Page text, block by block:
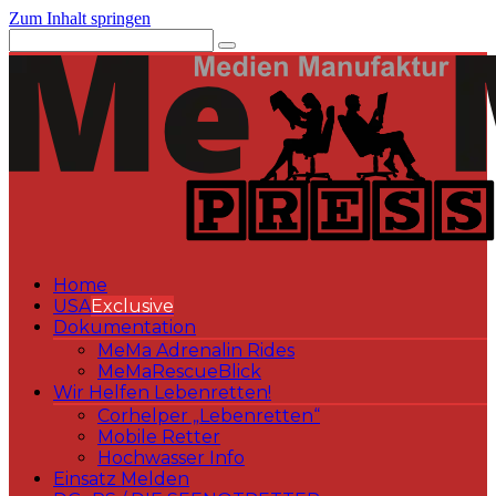
Zum Inhalt springen
Home
USAExclusive
Dokumentation
MeMa Adrenalin Rides
MeMaRescueBlick
Wir Helfen Lebenretten!
Corhelper „Lebenretten“
Mobile Retter
Hochwasser Info
Einsatz Melden